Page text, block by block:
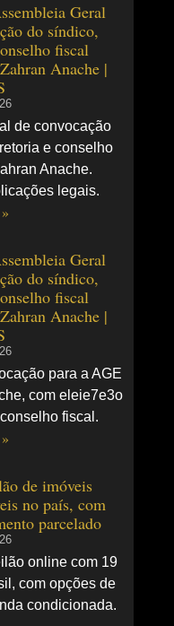
Geral
do síndico,
fiscal
Anache |
de convocação
e conselho
Anache.
legais.
Geral
do síndico,
fiscal
Anache |
para a AGE
com eleie7e3o
fiscal.
de imóveis
no país, com
parcelado
online com 19
com opções de
condicionada.